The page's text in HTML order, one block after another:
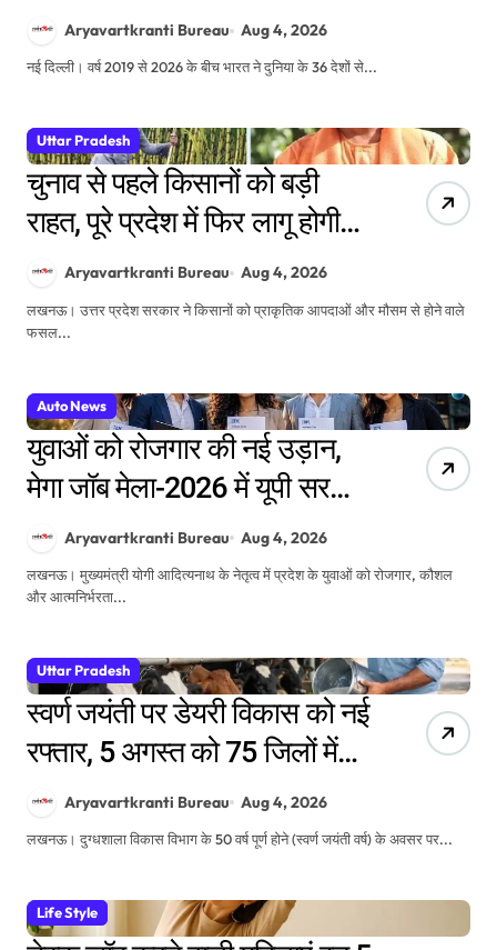
लाकर सरकार ने बनाया नया रिकॉर्ड
Aryavartkranti Bureau Aug 4, 2026
नई दिल्ली। वर्ष 2019 से 2026 के बीच भारत ने दुनिया के 36 देशों से...
Uttar Pradesh
चुनाव से पहले किसानों को बड़ी
राहत, पूरे प्रदेश में फिर लागू होगी
फसल बीमा योजना
Aryavartkranti Bureau Aug 4, 2026
लखनऊ। उत्तर प्रदेश सरकार ने किसानों को प्राकृतिक आपदाओं और मौसम से होने वाले
फसल...
Auto News
युवाओं को रोजगार की नई उड़ान,
मेगा जॉब मेला-2026 में यूपी सरकार
और IBM की बड़ी पहल
Aryavartkranti Bureau Aug 4, 2026
लखनऊ। मुख्यमंत्री योगी आदित्यनाथ के नेतृत्व में प्रदेश के युवाओं को रोजगार, कौशल
और आत्मनिर्भरता...
Uttar Pradesh
स्वर्ण जयंती पर डेयरी विकास को नई
रफ्तार, 5 अगस्त को 75 जिलों में
डेयरी कॉन्क्लेव
Aryavartkranti Bureau Aug 4, 2026
लखनऊ। दुग्धशाला विकास विभाग के 50 वर्ष पूर्ण होने (स्वर्ण जयंती वर्ष) के अवसर पर...
Life Style